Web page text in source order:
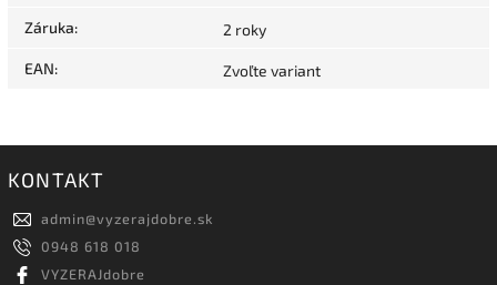
Záruka: 2 roky
EAN: Zvoľte variant
KONTAKT
admin@vyzerajdobre.sk
0948 618 018
VYZERAJdobre